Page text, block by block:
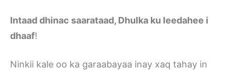
Intaad dhinac saarataad, Dhulka ku leedahee i
dhaaf!
Ninkii kale oo ka garaabayaa inay xaq tahay in